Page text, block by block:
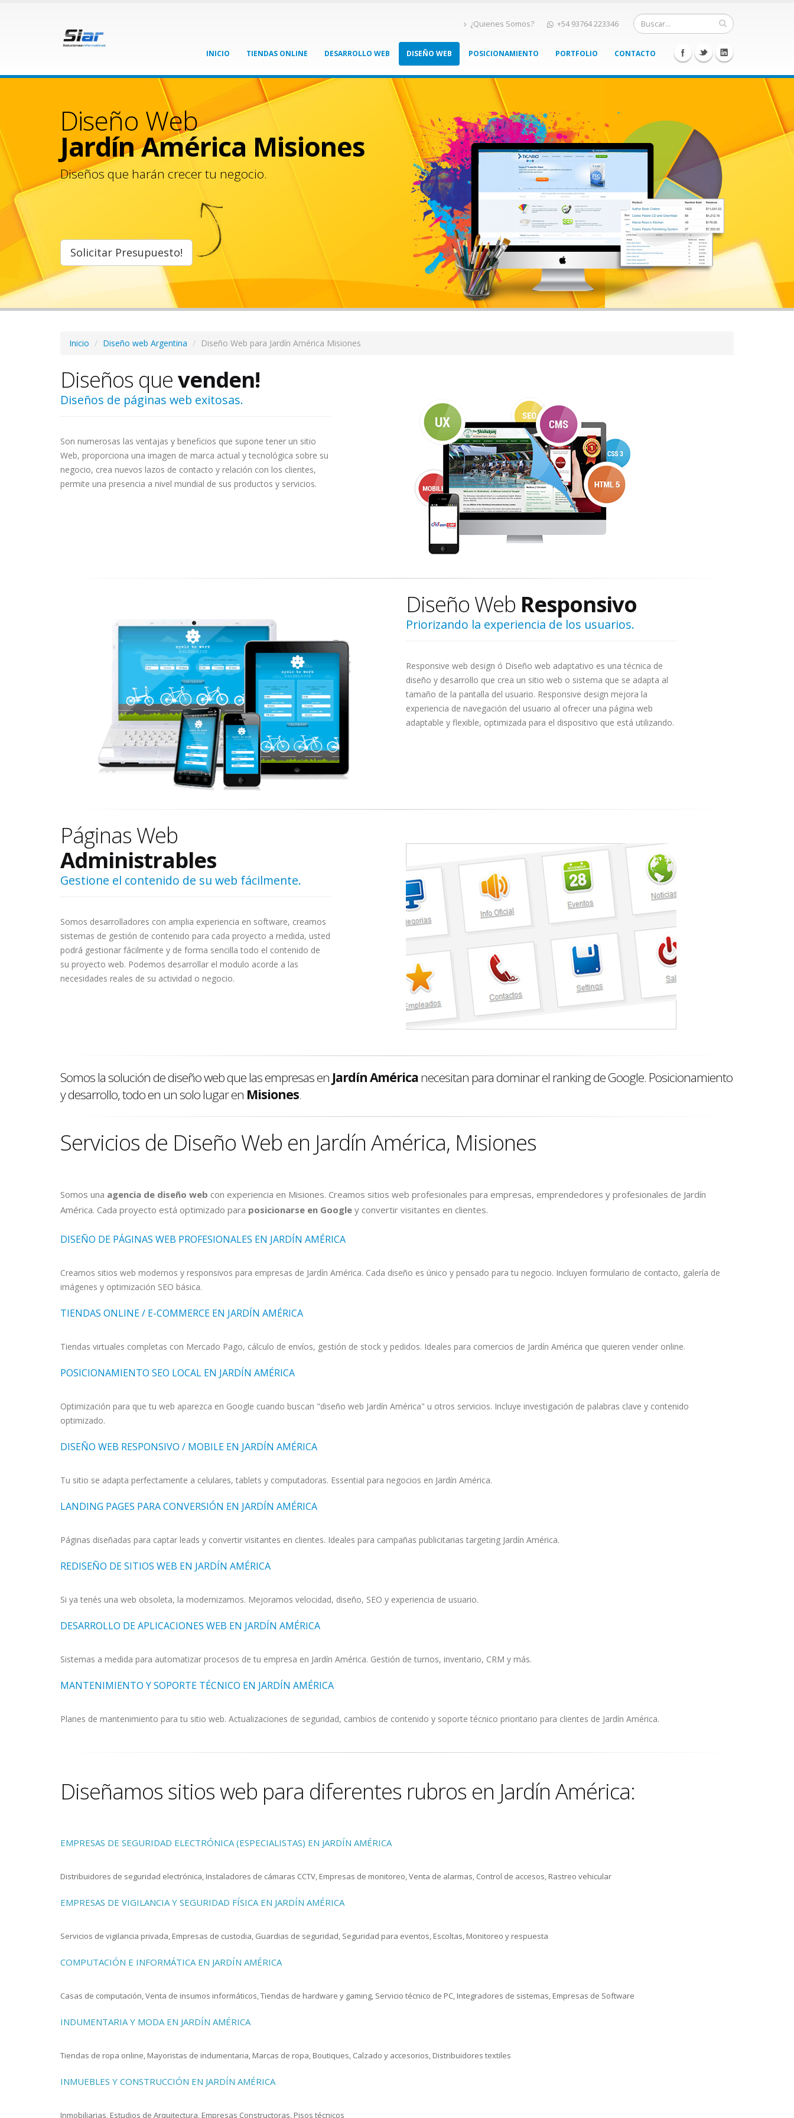
¿Quienes Somos? +54 93764 223346
INICIO TIENDAS ONLINE DESARROLLO WEB DISEÑO WEB POSICIONAMIENTO PORTFOLIO CONTACTO
Diseño Web
Jardín América Misiones
Diseños que harán crecer tu negocio.
Solicitar Presupuesto!
Inicio Diseño web Argentina Diseño Web para Jardín América Misiones
Diseños quevenden!
Diseños de páginas web exitosas.
Son numerosas las ventajas y beneficios que supone tener un sitio
Web, proporciona una imagen de marca actual y tecnológica sobre su
negocio, crea nuevos lazos de contacto y relación con los clientes,
permite una presencia a nivel mundial de sus productos y servicios.
Diseño Web Responsivo
Priorizando la experiencia de los usuarios.
Responsive web design ó Diseño web adaptativo es una técnica de
diseño y desarrollo que crea un sitio web o sistema que se adapta al
tamaño de la pantalla del usuario. Responsive design mejora la
experiencia de navegación del usuario al ofrecer una página web
adaptable y flexible, optimizada para el dispositivo que está utilizando.
Páginas Web
Administrables
Gestione el contenido de su web fácilmente.
Somos desarrolladores con amplia experiencia en software, creamos
sistemas de gestión de contenido para cada proyecto a medida, usted
podrá gestionar fácilmente y de forma sencilla todo el contenido de
su proyecto web. Podemos desarrollar el modulo acorde a las
necesidades reales de su actividad o negocio.
Somos la solución de diseño web que las empresas en Jardín Américanecesitan para dominar el ranking de Google. Posicionamiento
y desarrollo, todo en un solo lugar en Misiones.
Servicios de Diseño Web en Jardín América, Misiones
Somos una agencia de diseño web con experiencia en Misiones. Creamos sitios web profesionales para empresas, emprendedores y profesionales de Jardín
América. Cada proyecto está optimizado para posicionarse en Google y convertir visitantes en clientes.
DISEÑO DE PÁGINAS WEB PROFESIONALES EN JARDÍN AMÉRICA
Creamos sitios web modernos y responsivos para empresas de Jardín América. Cada diseño es único y pensado para tu negocio. Incluyen formulario de contacto, galería de
imágenes y optimización SEO básica.
TIENDAS ONLINE / E-COMMERCE EN JARDÍN AMÉRICA
Tiendas virtuales completas con Mercado Pago, cálculo de envíos, gestión de stock y pedidos. Ideales para comercios de Jardín América que quieren vender online.
POSICIONAMIENTO SEO LOCAL EN JARDÍN AMÉRICA
Optimización para que tu web aparezca en Google cuando buscan "diseño web Jardín América" u otros servicios. Incluye investigación de palabras clave y contenido
optimizado.
DISEÑO WEB RESPONSIVO / MOBILE EN JARDÍN AMÉRICA
Tu sitio se adapta perfectamente a celulares, tablets y computadoras. Essential para negocios en Jardín América.
LANDING PAGES PARA CONVERSIÓN EN JARDÍN AMÉRICA
Páginas diseñadas para captar leads y convertir visitantes en clientes. Ideales para campañas publicitarias targeting Jardín América.
REDISEÑO DE SITIOS WEB EN JARDÍN AMÉRICA
Si ya tenés una web obsoleta, la modernizamos. Mejoramos velocidad, diseño, SEO y experiencia de usuario.
DESARROLLO DE APLICACIONES WEB EN JARDÍN AMÉRICA
Sistemas a medida para automatizar procesos de tu empresa en Jardín América. Gestión de turnos, inventario, CRM y más.
MANTENIMIENTO Y SOPORTE TÉCNICO EN JARDÍN AMÉRICA
Planes de mantenimiento para tu sitio web. Actualizaciones de seguridad, cambios de contenido y soporte técnico prioritario para clientes de Jardín América.
Diseñamos sitios web para diferentes rubros en Jardín América:
EMPRESAS DE SEGURIDAD ELECTRÓNICA (ESPECIALISTAS) EN JARDÍN AMÉRICA
Distribuidores de seguridad electrónica, Instaladores de cámaras CCTV, Empresas de monitoreo, Venta de alarmas, Control de accesos, Rastreo vehicular
EMPRESAS DE VIGILANCIA Y SEGURIDAD FÍSICA EN JARDÍN AMÉRICA
Servicios de vigilancia privada, Empresas de custodia, Guardias de seguridad, Seguridad para eventos, Escoltas, Monitoreo y respuesta
COMPUTACIÓN E INFORMÁTICA EN JARDÍN AMÉRICA
Casas de computación, Venta de insumos informáticos, Tiendas de hardware y gaming, Servicio técnico de PC, Integradores de sistemas, Empresas de Software
INDUMENTARIA Y MODA EN JARDÍN AMÉRICA
Tiendas de ropa online, Mayoristas de indumentaria, Marcas de ropa, Boutiques, Calzado y accesorios, Distribuidores textiles
INMUEBLES Y CONSTRUCCIÓN EN JARDÍN AMÉRICA
Inmobiliarias, Estudios de Arquitectura, Empresas Constructoras, Pisos técnicos